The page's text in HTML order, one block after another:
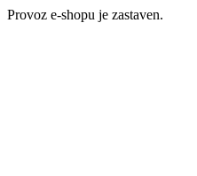
Provoz e-shopu je zastaven.